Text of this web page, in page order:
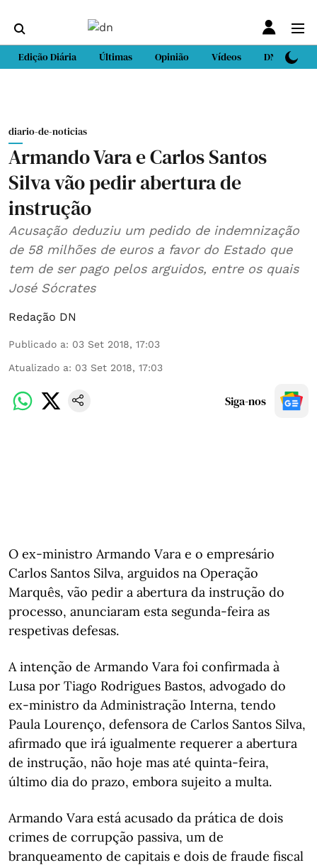
Edição Diária Últimas Opinião Vídeos DN Sport
diario-de-noticias
Armando Vara e Carlos Santos
Silva vão pedir abertura de
instrução
Acusação deduziu um pedido de indemnização
de 58 milhões de euros a favor do Estado que
tem de ser pago pelos arguidos, entre os quais
José Sócrates
Redação DN
Publicado a: 03 Set 2018, 17:03
Atualizado a: 03 Set 2018, 17:03
Siga-nos
O ex-ministro Armando Vara e o empresário
Carlos Santos Silva, arguidos na Operação
Marquês, vão pedir a abertura da instrução do
processo, anunciaram esta segunda-feira as
respetivas defesas.
A intenção de Armando Vara foi confirmada à
Lusa por Tiago Rodrigues Bastos, advogado do
ex-ministro da Administração Interna, tendo
Paula Lourenço, defensora de Carlos Santos Silva,
afirmado que irá igualmente requerer a abertura
de instrução, não hoje mas até quinta-feira,
último dia do prazo, embora sujeito a multa.
Armando Vara está acusado da prática de dois
crimes de corrupção passiva, um de
branqueamento de capitais e dois de fraude fiscal